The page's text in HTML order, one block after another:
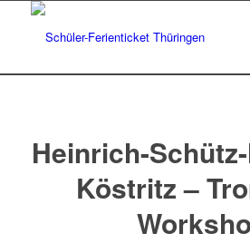
Heinrich-
Köstritz –